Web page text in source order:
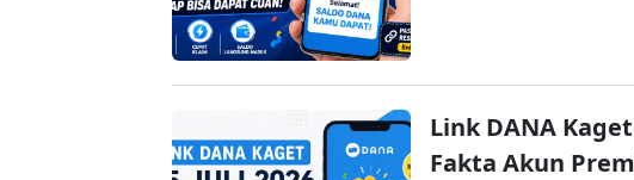
Link DANA
Fakta Akun